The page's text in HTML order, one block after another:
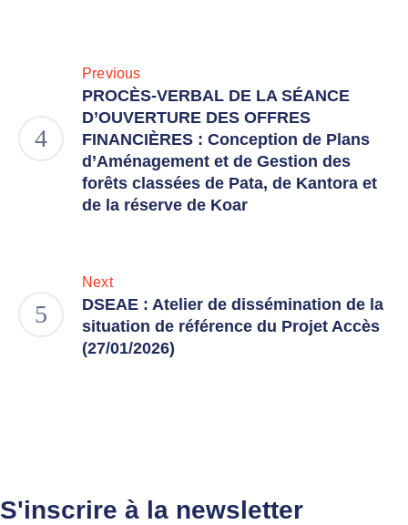
Previous
PROCÈS-VERBAL DE LA SÉANCE
D’OUVERTURE DES OFFRES
FINANCIÈRES : Conception de Plans
d’Aménagement et de Gestion des
forêts classées de Pata, de Kantora et
de la réserve de Koar
Next
DSEAE : Atelier de dissémination de la
situation de référence du Projet Accès
(27/01/2026)
S'inscrire à la newsletter